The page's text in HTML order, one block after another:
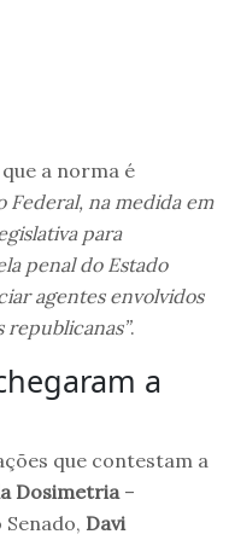
a norma é
Federal, na medida em
para
penal do Estado
agentes envolvidos
republicanas”.
a
que contestam a
Dosimetria –
Davi